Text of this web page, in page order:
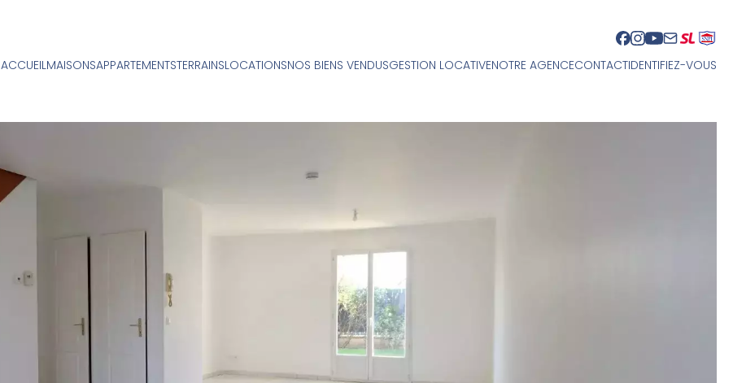
ACCUEILMAISONSAPPARTEMENTSTERRAINSLOCATIONSNOS BIENS VENDUSGESTION LOCATIVENOTRE AGENCECONTACTIDENTIFIEZ-VOUS